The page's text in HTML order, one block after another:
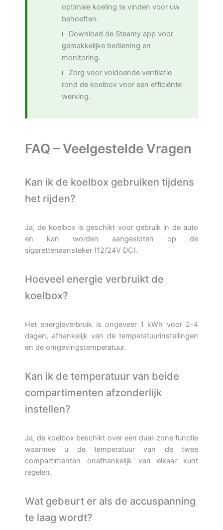
optimale koeling te vinden voor uw
behoeften.
Download de Steamy app voor
gemakkelijke bediening en
monitoring.
Zorg voor voldoende ventilatie
rond de koelbox voor een efficiënte
werking.
FAQ – Veelgestelde Vragen
Kan ik de koelbox gebruiken tijdens
het rijden?
Ja, de koelbox is geschikt voor gebruik in de auto
en kan worden aangesloten op de
sigarettenaansteker (12/24V DC).
Hoeveel energie verbruikt de
koelbox?
Het energieverbruik is ongeveer 1 kWh voor 2-4
dagen, afhankelijk van de temperatuurinstellingen
en de omgevingstemperatuur.
Kan ik de temperatuur van beide
compartimenten afzonderlijk
instellen?
Ja, de koelbox beschikt over een dual-zone functie
waarmee u de temperatuur van de twee
compartimenten onafhankelijk van elkaar kunt
regelen.
Wat gebeurt er als de accuspanning
te laag wordt?